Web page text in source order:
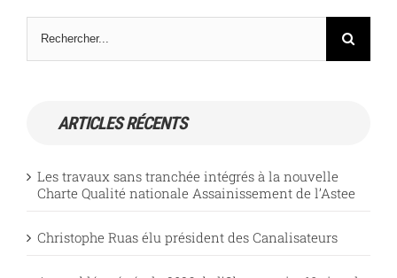
Rechercher
ARTICLES RÉCENTS
Les travaux sans tranchée intégrés à la nouvelle
Charte Qualité nationale Assainissement de l’Astee
Christophe Ruas élu président des Canalisateurs